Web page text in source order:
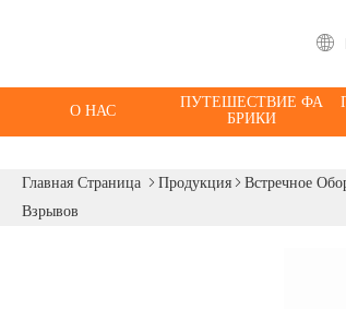
О НАС
ПУТЕШЕСТВИЕ ФА
БРИКИ
Главная Страница Продукция Встречное
Взрывов